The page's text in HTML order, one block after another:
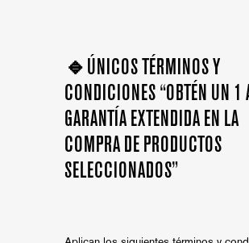
🔹ÚNICOS TÉRMINOS Y
CONDICIONES “OBTÉN UN 1
GARANTÍA EXTENDIDA EN LA
COMPRA DE PRODUCTOS
SELECCIONADOS”